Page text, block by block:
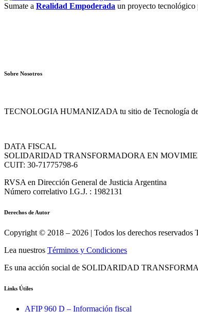
Sumate a Realidad Empoderada un proyecto tecnológico
Sobre Nosotros
TECNOLOGIA HUMANIZADA tu sitio de Tecnología
DATA FISCAL
SOLIDARIDAD TRANSFORMADORA EN
CUIT: 30-71775798-6
RVSA en Dirección General de Justicia Argentina
Número correlativo I.G.J. : 1982131
Derechos de Autor
Copyright © 2018 – 2026 | Todos los derechos reservados
Lea nuestros Términos y Condiciones
Es una acción social de SOLIDARIDAD
Links Útiles
AFIP 960 D – Información fiscal